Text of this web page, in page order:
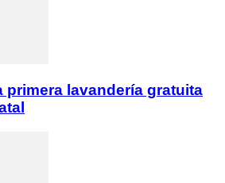
primera lavandería gratuita